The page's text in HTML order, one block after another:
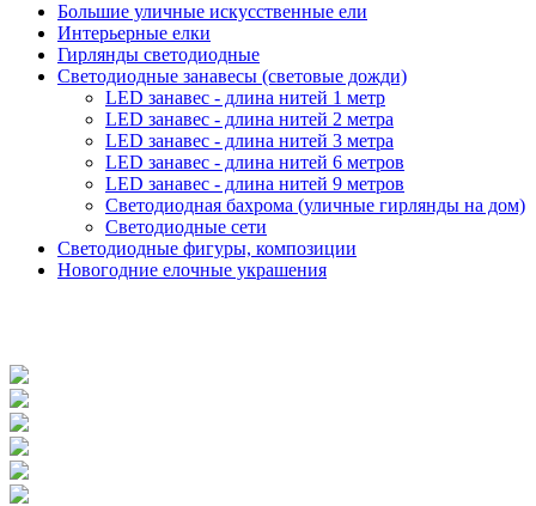
Большие уличные искусственные ели
Интерьерные елки
Гирлянды светодиодные
Светодиодные занавесы (световые дожди)
LED занавес - длина нитей 1 метр
LED занавес - длина нитей 2 метра
LED занавес - длина нитей 3 метра
LED занавес - длина нитей 6 метров
LED занавес - длина нитей 9 метров
Светодиодная бахрома (уличные гирлянды на дом)
Светодиодные сети
Светодиодные фигуры, композиции
Новогодние елочные украшения